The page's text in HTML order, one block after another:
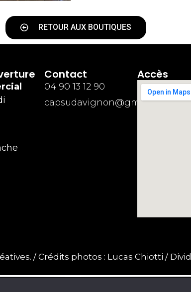
RETOUR AUX BOUTIQUES
Contact
04 90 13 12 90
capsudavignon@gmail.com
Accès
/ Crédits photos : Lucas Chiotti /